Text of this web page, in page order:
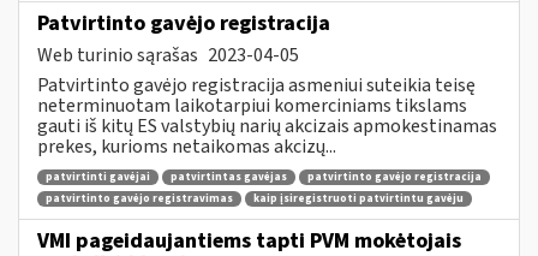
Patvirtinto gavėjo registracija
Web turinio sąrašas 2023-04-05
Patvirtinto gavėjo registracija asmeniui suteikia teisę
neterminuotam laikotarpiui komerciniams tikslams
gauti iš kitų ES valstybių narių akcizais apmokestinamas
prekes, kurioms netaikomas akcizų...
patvirtinti gavėjai patvirtintas gavėjas
patvirtinto gavėjo registracija
patvirtinto gavėjo registravimas
kaip įsiregistruoti patvirtintu gavėju
VMI pageidaujantiems tapti PVM mokėtojais